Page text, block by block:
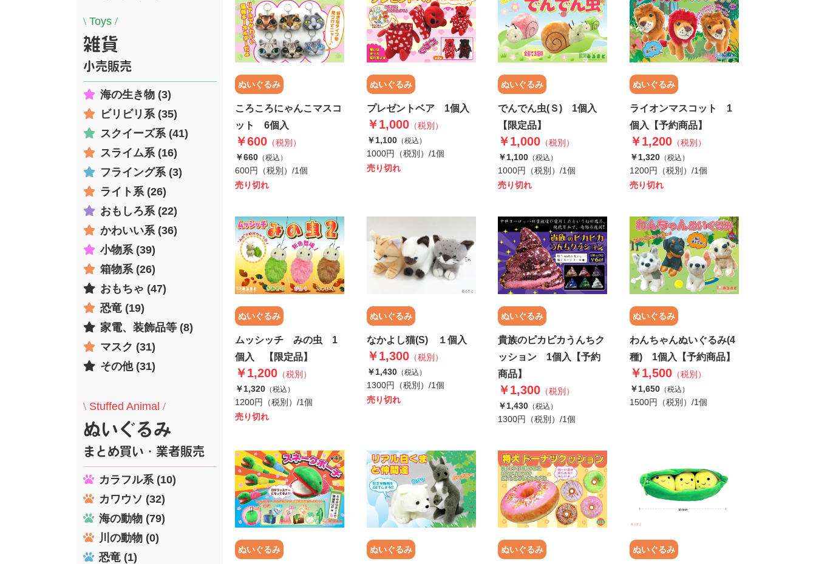
\ Toys /
雑貨
小売販売
海の生き物 (3)
ビリビリ系 (35)
スクイーズ系 (41)
スライム系 (16)
フライング系 (3)
ライト系 (26)
おもしろ系 (22)
かわいい系 (36)
小物系 (39)
箱物系 (26)
おもちゃ (47)
恐竜 (19)
家電、装飾品等 (8)
マスク (31)
その他 (31)
\ Stuffed Animal /
ぬいぐるみ
まとめ買い・業者販売
カラフル系 (10)
カワウソ (32)
海の動物 (79)
川の動物 (0)
恐竜 (1)
ぬいぐるみ
ころころにゃんこマスコ
ット 6個入
￥600 （税別）
￥660 （税込）
600円（税別）/1個
売り切れ
ぬいぐるみ
プレゼントベア 1個入
￥1,000（税別）
￥1,100（税込）
1000円（税別）/1個
売り切れ
ぬいぐるみ
でんでん虫(Ｓ) 1個入
【限定品】
￥1,000 （税別）
￥1,100 （税込）
1000円（税別）/1個
売り切れ
ぬいぐるみ
ライオンマスコット 1
個入【予約商品】
￥1,200（税別）
￥1,320（税込）
1200円（税別）/1個
売り切れ
ぬいぐるみ
ムッシッチ みの虫 1
個入 【限定品】
￥1,200 （税別）
￥1,320 （税込）
1200円（税別）/1個
売り切れ
ぬいぐるみ
なかよし猫(S) １個入
￥1,300（税別）
￥1,430（税込）
1300円（税別）/1個
売り切れ
ぬいぐるみ
貴族のピカピカうんちク
ッション 1個入【予約
商品】
￥1,300 （税別）
￥1,430 （税込）
1300円（税別）/1個
ぬいぐるみ
わんちゃんぬいぐるみ(4
種) 1個入【予約商品】
￥1,500（税別）
￥1,650（税込）
1500円（税別）/1個
ぬいぐるみ ぬいぐるみ ぬいぐるみ ぬいぐるみ